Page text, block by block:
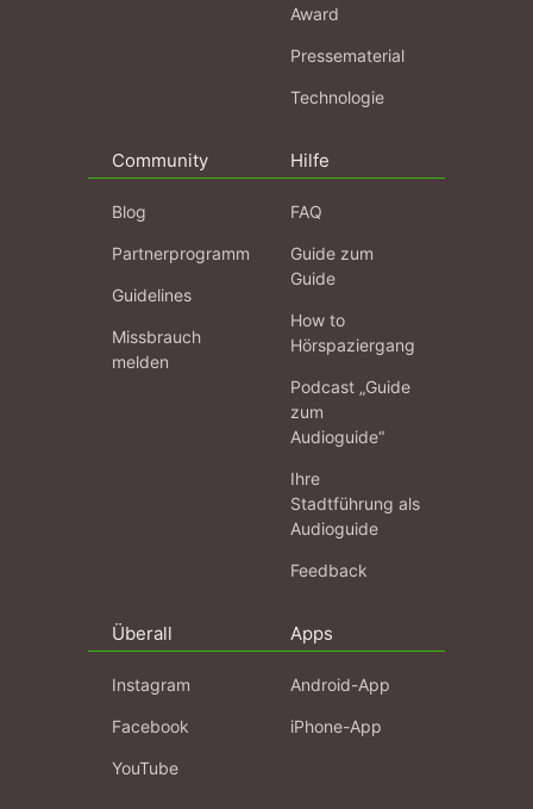
Award
Pressematerial
Technologie
Community
Blog
Partnerprogramm
Guidelines
Missbrauch
melden
Hilfe
FAQ
Guide zum
Guide
How to
Hörspaziergang
Podcast „Guide
zum
Audioguide“
Ihre
Stadtführung als
Audioguide
Feedback
Überall
Instagram
Facebook
YouTube
Apps
Android-App
iPhone-App